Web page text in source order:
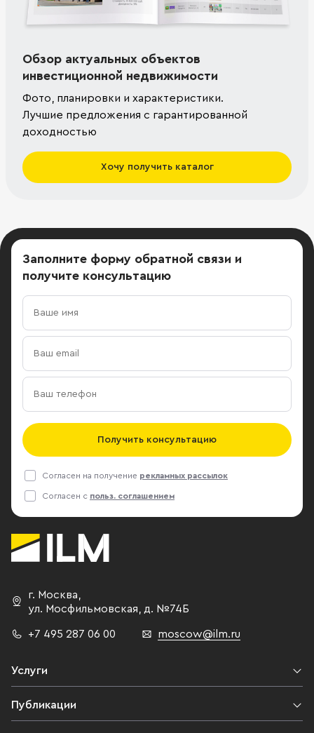
Обзор актуальных объектов
инвестиционной недвижимости
Фото, планировки и характеристики.
Лучшие предложения с гарантированной
доходностью
Хочу получить каталог
Заполните форму обратной связи и
получите консультацию
Получить консультацию
Согласен на получение рекламных рассылок
Согласен с польз. соглашением
г. Москва,
ул. Мосфильмовская, д. №74Б
+7 495 287 06 00 moscow@ilm.ru
Услуги
Публикации